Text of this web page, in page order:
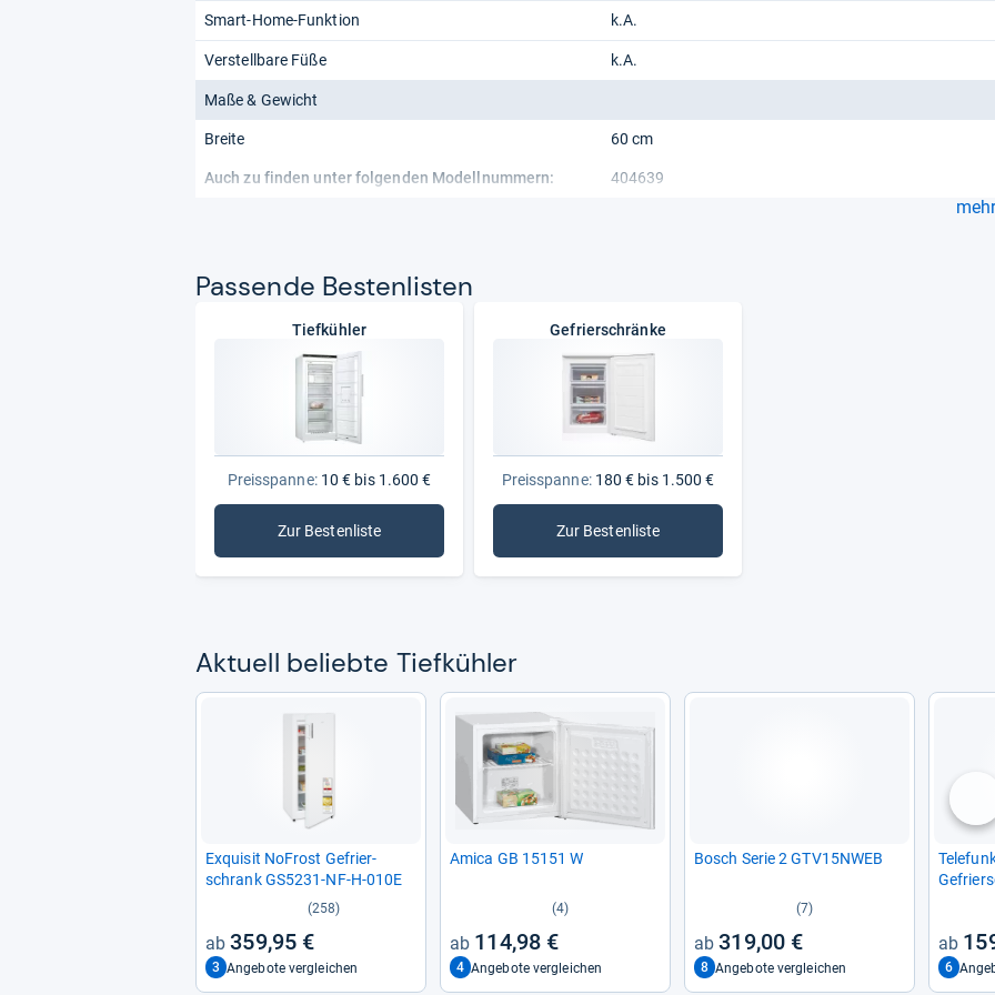
Smart-Home-Funktion k.A.
Verstellbare Füße k.A.
Maße & Gewicht
Breite 60 cm
Auch zu finden unter folgenden Modellnummern: 404639
Pas­sende Bes­ten­lis­ten
Tiefkühler
Preisspanne:10 € bis 1.600 €
Zur Bestenliste
: Tiefkühler
Gefrierschränke
Preisspanne:180 € bis 1.500 €
Zur Bestenliste: Gefrierschränke
Aktu­ell beliebte Tief­küh­ler
Exqui­sit NoFrost Gefrier­
schrank GS5231-​NF-​H-​010E
(258)
359,95 €
3 Angebote vergleichen
Amica GB 15151 W
(4)
114,98 €
4 Angebote vergleichen
Bosch Serie 2 GTV15NWEB
(7)
319,00 €
8 Angebote vergleichen 6